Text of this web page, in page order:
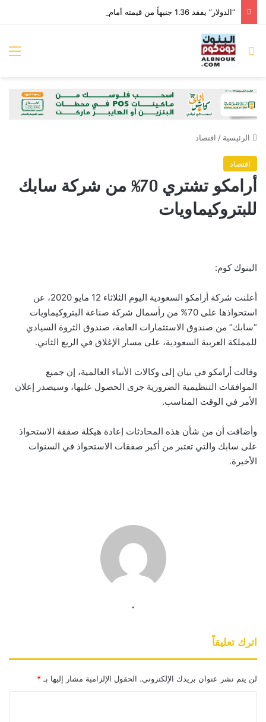
بحث عن
الرئيسية / اقتصاد
اقتصاد
أرامكو تشتري 70% من شركة سابك
للبتروكيماويات
البنوك كوم:
أعلنت شركة أرامكو السعودية اليوم الثلاثاء 12 مايو 2020، عن
استحواذها على 70% من رأسمال شركة صناعة البتروكيماويات
“سابك” من صندوق الاستثمارات العامة، صندوق الثروة السيادي
للمملكة العربية السعودية، على مسار الإغلاق في الربع الثاني.
وقالت أرامكو في بيان إلى وكالات الأنباء العالمية، إن جميع
الموافقات التنظيمية الضرورية جرى الحصول عليها، وسيصدر إعلان
الأمر في الوقت المناسب.
وأضافت أن من شأن هذه المحادثات إعادة هيكلة صفقة الاستحواذ
على سابك والتي تعتبر من أكبر صفقات الاستحواذ في السنوات
الأخيرة.
.
اترك تعليقاً
لن يتم نشر عنوان بريدك الإلكتروني. الحقول الإلزامية مشار إليها بـ *